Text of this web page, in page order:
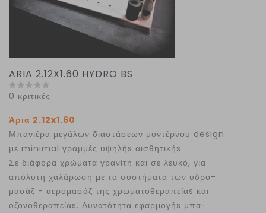
ARIA 2.12X1.60 HYDRO BS
0 κριτικές
Άρια 2.12x1.60
Μπανιέρα μεγάλων διαστάσεων μοντέρνου design
με minimal γραμμές υψηλήs αισθητικήs.
Σε διάφορα χρώματα γρανίτη και σε λευκό, για
απόλυτη χαλάρωση με τα συστήματα των υδρο-
μασάζ - αερομασάζ της χρωματοθεραπείαs και
οζονοθεραπείαs. Δυνατότητα εφαρμογήs μπα-